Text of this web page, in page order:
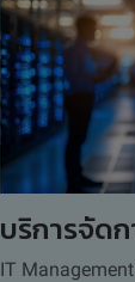
บริการจัด
IT